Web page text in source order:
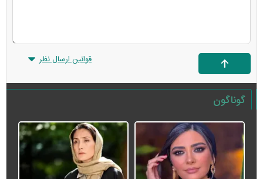
قوانین ارسال نظر
گوناگون